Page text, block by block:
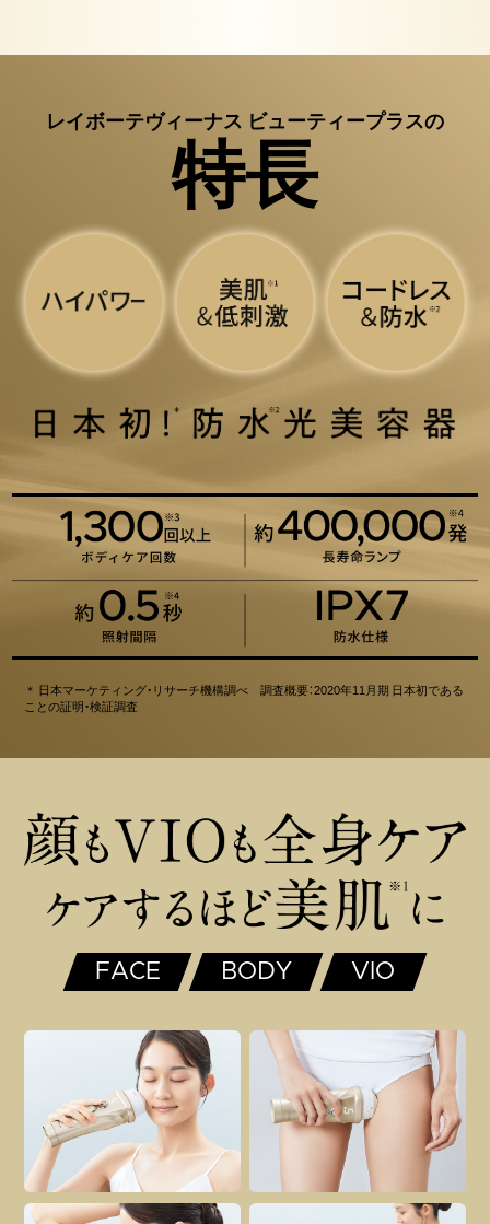
レイボーテヴィーナス ビューティープラスの
特長
＊ 日本マーケティング・リサーチ機構調べ 調査概要：2020年11月期 日本初である
ことの証明・検証調査
FACE BODY VIO